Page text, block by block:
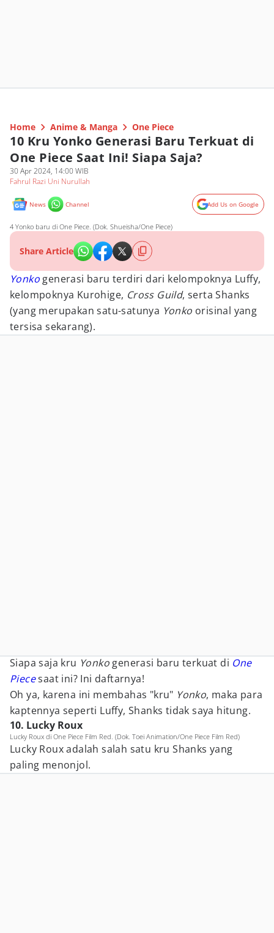
Home Anime & Manga One Piece
10 Kru Yonko Generasi Baru Terkuat di
One Piece Saat Ini! Siapa Saja?
30 Apr 2024, 14:00 WIB
Fahrul Razi Uni Nurullah
News Channel Add Us on Google
4 Yonko baru di One Piece. (Dok. Shueisha/One Piece)
Share Article
Yonko generasi baru terdiri dari kelompoknya Luffy,
kelompoknya Kurohige, Cross Guild, serta Shanks
(yang merupakan satu-satunya Yonko orisinal yang
tersisa sekarang).
Siapa saja kru Yonko generasi baru terkuat di One
Piece saat ini? Ini daftarnya!
Oh ya, karena ini membahas "kru" Yonko, maka para
kaptennya seperti Luffy, Shanks tidak saya hitung.
10. Lucky Roux
Lucky Roux di One Piece Film Red. (Dok. Toei Animation/One Piece Film Red)
Lucky Roux adalah salah satu kru Shanks yang
paling menonjol.